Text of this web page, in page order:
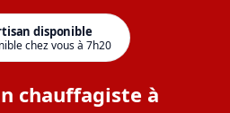
disponible
chez vous à 7h20
chauffagiste à